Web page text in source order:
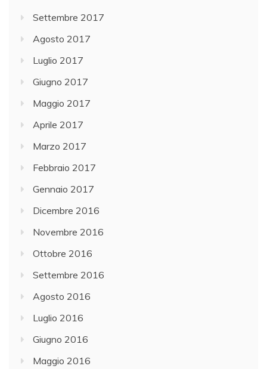
Settembre 2017
Agosto 2017
Luglio 2017
Giugno 2017
Maggio 2017
Aprile 2017
Marzo 2017
Febbraio 2017
Gennaio 2017
Dicembre 2016
Novembre 2016
Ottobre 2016
Settembre 2016
Agosto 2016
Luglio 2016
Giugno 2016
Maggio 2016